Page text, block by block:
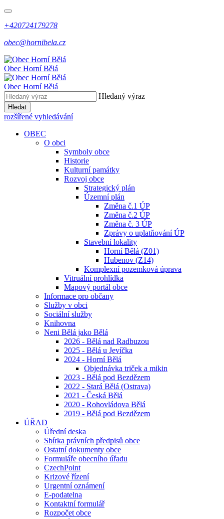
+420724179278
obec@hornibela.cz
Obec HorníBělá
Obec HorníBělá
Hledaný výraz
Hledat
rozšířené vyhledávání
OBEC
O obci
Symboly obce
Historie
Kulturní památky
Rozvoj obce
Strategický plán
Územní plán
Změna č.1 ÚP
Změna č.2 ÚP
Změna č. 3 ÚP
Zprávy o uplatňování ÚP
Stavební lokality
Horní Bělá (Z01)
Hubenov (Z14)
Komplexní pozemková úprava
Vitruální prohlídka
Mapový portál obce
Informace pro občany
Služby v obci
Sociální služby
Knihovna
Neni Bělá jako Bělá
2026 - Bělá nad Radbuzou
2025 - Bělá u Jevíčka
2024 - Horní Bělá
Objednávka triček a mikin
2023 - Bělá pod Bezdězem
2022 - Stará Bělá (Ostrava)
2021 - Česká Bělá
2020 - Rohovládova Bělá
2019 - Bělá pod Bezdězem
ÚŘAD
Úřední deska
Sbírka právních předpisů obce
Ostatní dokumenty obce
Formuláře obecního úřadu
CzechPoint
Krizové řízení
Urgentní oznámení
E-podatelna
Kontaktní formulář
Rozpočet obce